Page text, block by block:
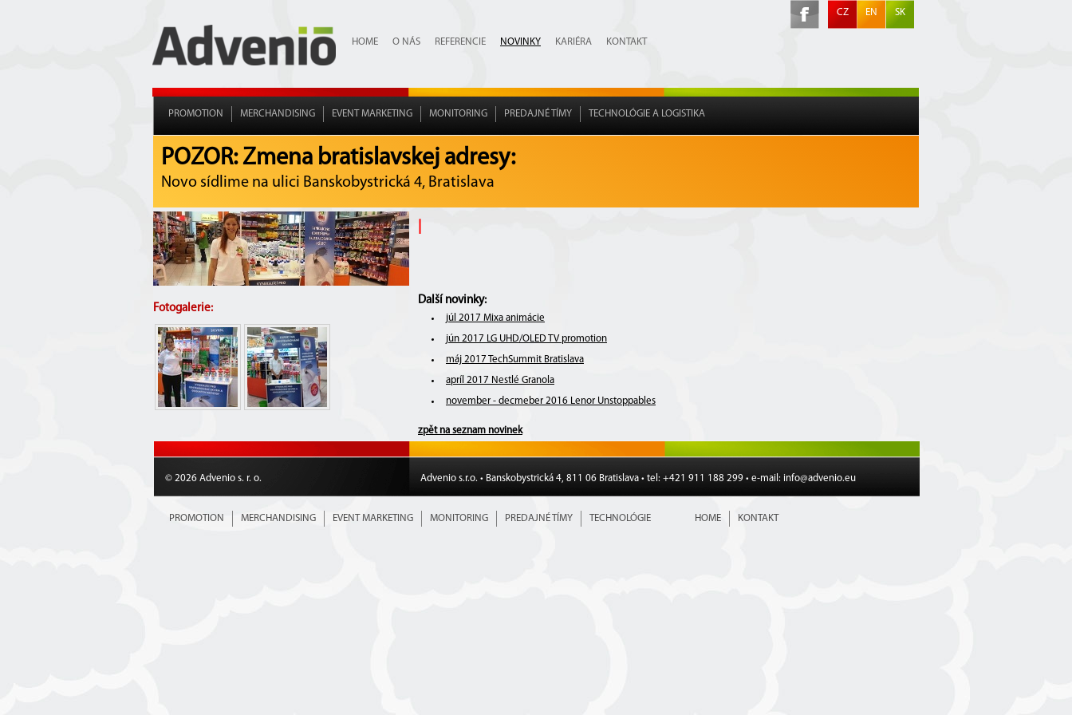
HOME O NÁS REFERENCIE NOVINKY KARIÉRA KONTAKT
CZ EN SK
PROMOTION MERCHANDISING EVENT MARKETING MONITORING PREDAJNÉ TÍMY TECHNOLÓGIE A LOGISTIKA
POZOR: Zmena bratislavskej adresy:
Novo sídlime na ulici Banskobystrická 4, Bratislava
Fotogalerie:
Další novinky:
júl 2017 Mixa animácie
jún 2017 LG UHD/OLED TV promotion
máj 2017 TechSummit Bratislava
apríl 2017 Nestlé Granola
november - decmeber 2016 Lenor Unstoppables
zpět na seznam novinek
© 2026 Advenio s. r. o. Advenio s.r.o. • Banskobystrická 4, 811 06 Bratislava • tel: +421 911 188 299 • e-mail: info@advenio.eu
PROMOTION MERCHANDISING EVENT MARKETING MONITORING PREDAJNÉ TÍMY TECHNOLÓGIE HOME KONTAKT